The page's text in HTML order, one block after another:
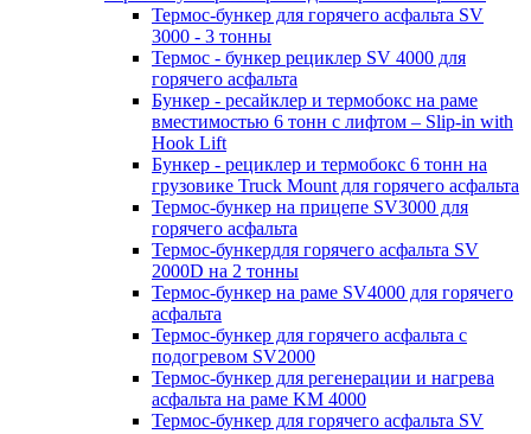
Термос-бункер для горячего асфальта SV
3000 - 3 тонны
Термос - бункер рециклер SV 4000 для
горячего асфальта
Бункер - ресайклер и термобокс на раме
вместимостью 6 тонн с лифтом – Slip-in with
Hook Lift
Бункер - рециклер и термобокс 6 тонн на
грузовике Truck Mount для горячего асфальта
Термос-бункер на прицепе SV3000 для
горячего асфальта
Термос-бункердля горячего асфальта SV
2000D на 2 тонны
Термос-бункер на раме SV4000 для горячего
асфальта
Термос-бункер для горячего асфальта с
подогревом SV2000
Термос-бункер для регенерации и нагрева
асфальта на раме KM 4000
Термос-бункер для горячего асфальта SV